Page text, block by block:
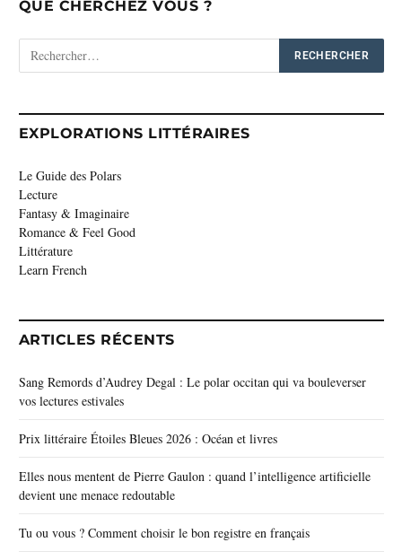
QUE CHERCHEZ VOUS ?
EXPLORATIONS LITTÉRAIRES
Le Guide des Polars
Lecture
Fantasy & Imaginaire
Romance & Feel Good
Littérature
Learn French
ARTICLES RÉCENTS
Sang Remords d’Audrey Degal : Le polar occitan qui va bouleverser
vos lectures estivales
Prix littéraire Étoiles Bleues 2026 : Océan et livres
Elles nous mentent de Pierre Gaulon : quand l’intelligence artificielle
devient une menace redoutable
Tu ou vous ? Comment choisir le bon registre en français